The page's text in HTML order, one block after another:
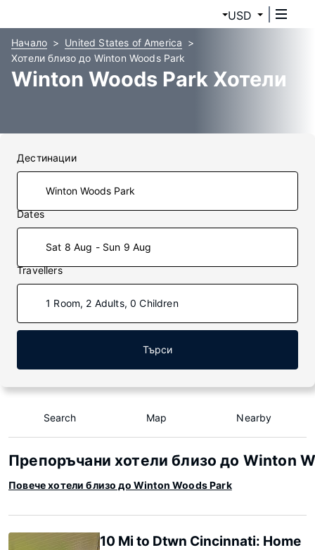
USD
Начало
United States of America
Хотели близо до Winton Woods Park
Winton Woods Park Хотели
Дестинации
Dates
Sat 8 Aug - Sun 9 Aug
Travellers
1 Room, 2 Adults, 0 Children
Търси
Search Map Nearby
Препоръчани хотели близо до Winton
Повече хотели близо до Winton Woods Park
10 Mi to Dtwn Cincinnati: Home